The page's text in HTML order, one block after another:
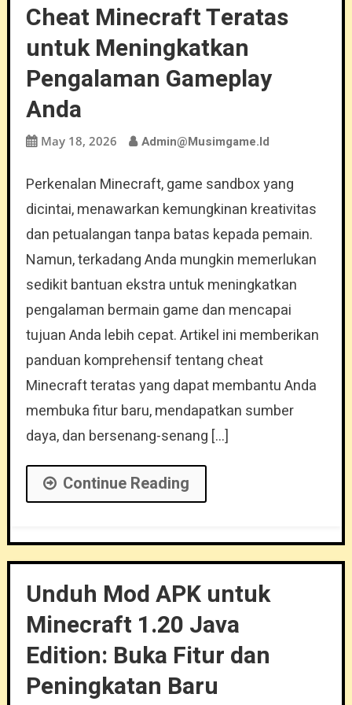
Cheat Minecraft Teratas
untuk Meningkatkan
Pengalaman Gameplay
Anda
May 18, 2026 Admin@musimgame.id
Perkenalan Minecraft, game sandbox yang
dicintai, menawarkan kemungkinan kreativitas
dan petualangan tanpa batas kepada pemain.
Namun, terkadang Anda mungkin memerlukan
sedikit bantuan ekstra untuk meningkatkan
pengalaman bermain game dan mencapai
tujuan Anda lebih cepat. Artikel ini memberikan
panduan komprehensif tentang cheat
Minecraft teratas yang dapat membantu Anda
membuka fitur baru, mendapatkan sumber
daya, dan bersenang-senang […]
Continue Reading
Unduh Mod APK untuk
Minecraft 1.20 Java
Edition: Buka Fitur dan
Peningkatan Baru